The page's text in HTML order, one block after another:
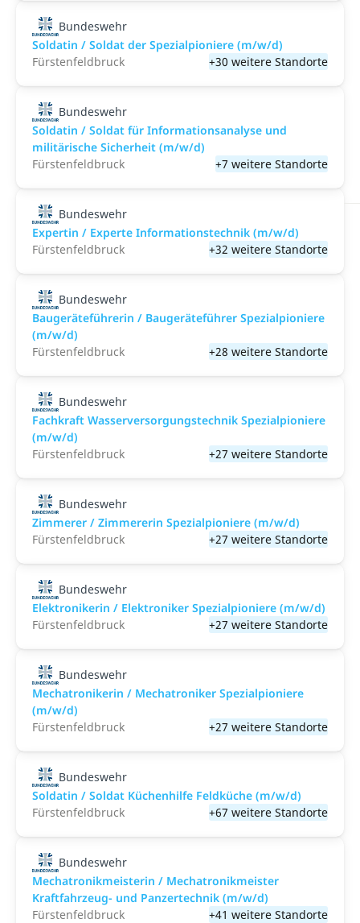
Bundeswehr
Soldatin / Soldat der Spezialpioniere (m/w/d)
Fürstenfeldbruck
+30 weitere Standorte
Bundeswehr
Soldatin / Soldat für Informationsanalyse und
militärische Sicherheit (m/w/d)
Fürstenfeldbruck
+7 weitere Standorte
Bundeswehr
Expertin / Experte Informationstechnik (m/w/d)
Fürstenfeldbruck
+32 weitere Standorte
Bundeswehr
Baugeräteführerin / Baugeräteführer Spezialpioniere
(m/w/d)
Fürstenfeldbruck
+28 weitere Standorte
Bundeswehr
Fachkraft Wasserversorgungstechnik Spezialpioniere
(m/w/d)
Fürstenfeldbruck
+27 weitere Standorte
Bundeswehr
Zimmerer / Zimmererin Spezialpioniere (m/w/d)
Fürstenfeldbruck
+27 weitere Standorte
Bundeswehr
Elektronikerin / Elektroniker Spezialpioniere (m/w/d)
Fürstenfeldbruck
+27 weitere Standorte
Bundeswehr
Mechatronikerin / Mechatroniker Spezialpioniere
(m/w/d)
Fürstenfeldbruck
+27 weitere Standorte
Bundeswehr
Soldatin / Soldat Küchenhilfe Feldküche (m/w/d)
Fürstenfeldbruck
+67 weitere Standorte
Bundeswehr
Mechatronikmeisterin / Mechatronikmeister
Kraftfahrzeug- und Panzertechnik (m/w/d)
Fürstenfeldbruck
+41 weitere Standorte